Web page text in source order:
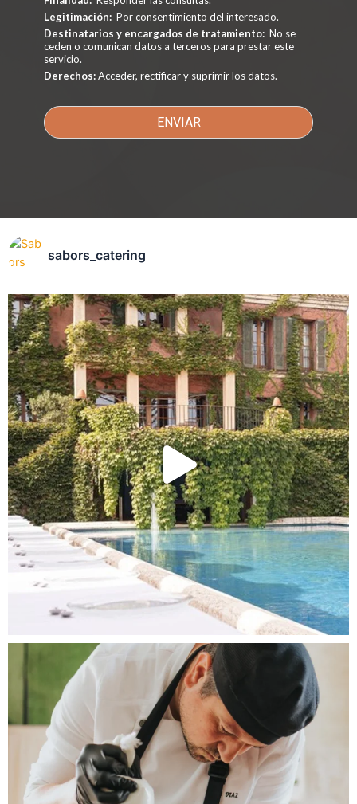
Legitimación: Por consentimiento del interesado.
Destinatarios y encargados de tratamiento: No se
ceden o comunican datos a terceros para prestar este
servicio.
Derechos:Acceder, rectificar y suprimir los datos.
ENVIAR
sabors_catering